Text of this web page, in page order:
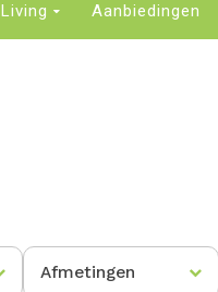
Living Aanbiedingen
Afmetingen